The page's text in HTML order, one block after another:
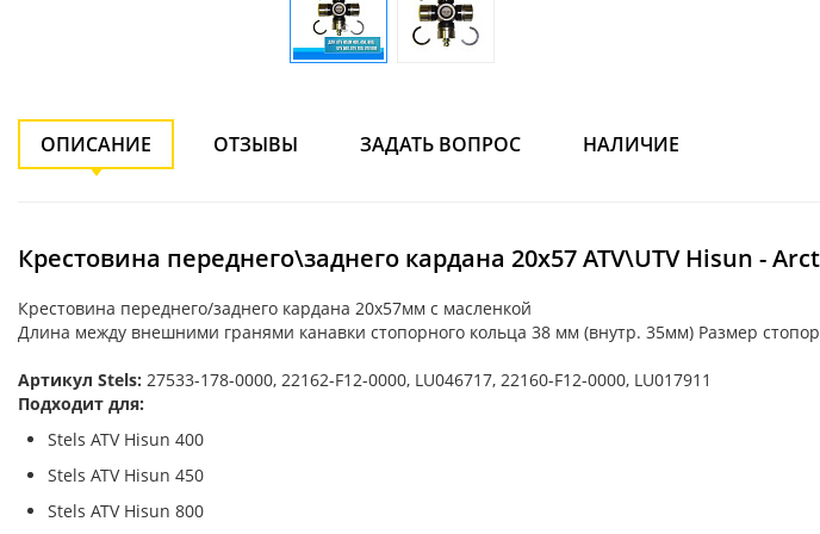
ОПИСАНИЕ ОТЗЫВЫ ЗАДАТЬ ВОПРОС НАЛИЧИЕ
Крестовина переднего\заднего кардана 20x57 ATV\UTV Hisun -
Крестовина переднего/заднего кардана 20x57мм с масленкой
Длина между внешними гранями канавки стопорного кольца 38 мм (внутр. 35мм) Размер
Артикул Stels: 27533-178-0000, 22162-F12-0000, LU046717, 22160-F12-0000, LU017911
Подходит для:
Stels ATV Hisun 400
Stels ATV Hisun 450
Stels ATV Hisun 800